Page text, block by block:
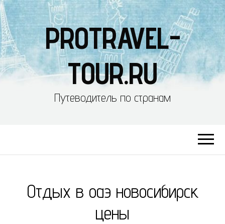
PROTRAVEL-
TOUR.RU
Путеводитель по странам
Отдых в оаэ новосибирск
цены